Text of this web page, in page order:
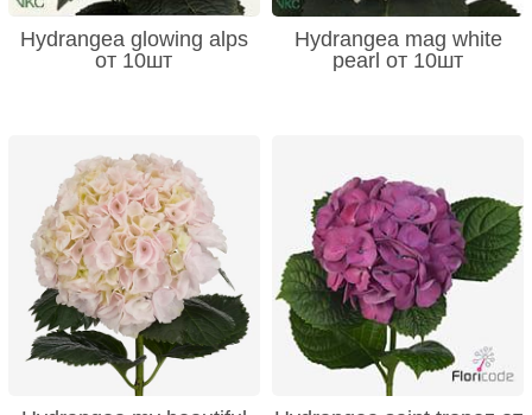
Hydrangea glowing alps
от 10шт
Hydrangea mag white
pearl от 10шт